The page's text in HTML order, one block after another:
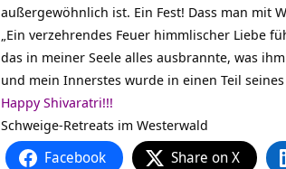
außergewöhnlich ist. Ein Fest! Dass man mit
„Ein verzehrendes Feuer himmlischer Liebe
das in meiner Seele alles ausbrannte, was
und mein Innerstes wurde in einen Teil
Happy Shivaratri!!!
Schweige-Retreats im Westerwald
Facebook Share on X